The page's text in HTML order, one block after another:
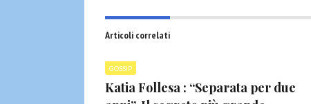
Articoli correlati
GOSSIP
Katia Follesa : “Separata per due